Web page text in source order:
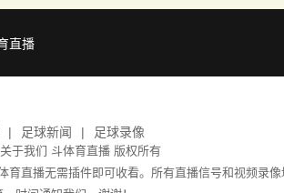
直播
足球新闻 足球录像
于我们 斗体育直播 版权所有
直播无需插件即可收看。所有直播信号和视频录